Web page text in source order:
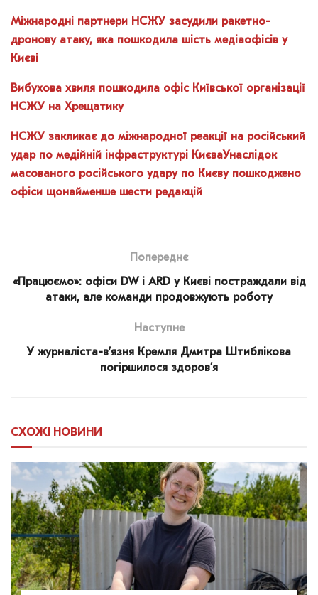
Міжнародні партнери НСЖУ засудили ракетно-
дронову атаку, яка пошкодила шість медіаофісів у
Києві
Вибухова хвиля пошкодила офіс Київської організації
НСЖУ на Хрещатику
НСЖУ закликає до міжнародної реакції на російський
удар по медійній інфраструктурі КиєваУнаслідок
масованого російського удару по Києву пошкоджено
офіси щонайменше шести редакцій
Попереднє
«Працюємо»: офіси DW і ARD у Києві постраждали від
атаки, але команди продовжують роботу
Наступне
У журналіста-в’язня Кремля Дмитра Штиблікова
погіршилося здоров’я
СХОЖІ НОВИНИ